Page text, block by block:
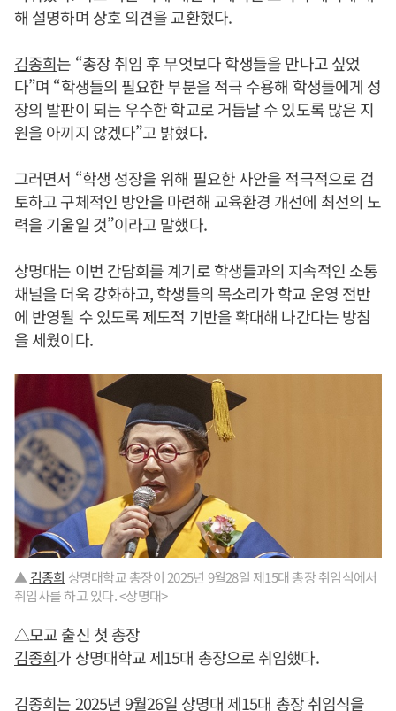
해 설명하며 상호 의견을 교환했다.
김종희는 “총장 취임 후 무엇보다 학생들을 만나고 싶었
다”며 “학생들의 필요한 부분을 적극 수용해 학생들에게 성
장의 발판이 되는 우수한 학교로 거듭날 수 있도록 많은 지
원을 아끼지 않겠다”고 밝혔다.
그러면서 “학생 성장을 위해 필요한 사안을 적극적으로 검
토하고 구체적인 방안을 마련해 교육환경 개선에 최선의 노
력을 기울일 것”이라고 말했다.
상명대는 이번 간담회를 계기로 학생들과의 지속적인 소통
채널을 더욱 강화하고, 학생들의 목소리가 학교 운영 전반
에 반영될 수 있도록 제도적 기반을 확대해 나간다는 방침
을 세웠이다.
▲ 김종희 상명대학교 총장이 2025년 9월28일 제15대 총장 취임식에서
취임사를 하고 있다. <상명대>
△모교 출신 첫 총장
김종희가 상명대학교 제15대 총장으로 취임했다.
김종희는 2025년 9월26일 상명대 제15대 총장 취임식을